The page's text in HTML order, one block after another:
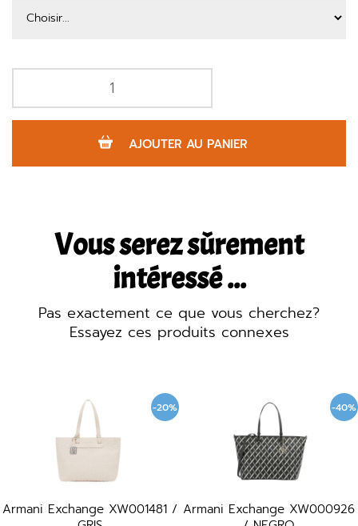
AJOUTER AU PANIER
Vous serez sûrement
intéressé ...
Pas exactement ce que vous cherchez?
Essayez ces produits connexes
-20%
Armani Exchange XW001481 /
-40%
Armani Exchange XW000926